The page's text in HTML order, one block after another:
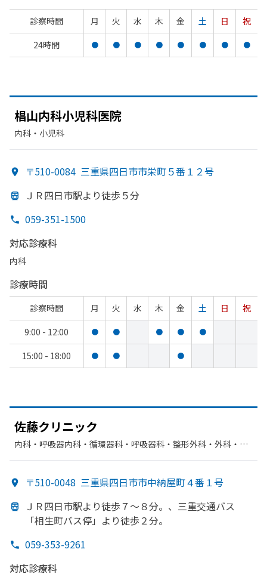
診察時間 月 火 水 木 金 土 日
祝
24時間
● ● ● ● ● ● ● ●
椙山内科小児科医院
内科・​小児科
〒510-0084 三重県四日市市栄町５番１２号
ＪＲ四日市駅より徒歩５分
059-351-1500
対応診療科
内科
診療時間
診察時間 月 火 水 木 金 土 日
祝
9:00 - 12:00
● ● ● ● ●
15:00 - 18:00 ● ● ●
佐藤クリニック
内科・​呼吸器内科・​循環器科・​呼吸器科・​整形外科・​外科・​胃
〒510-0048 三重県四日市市中納屋町４番１号
ＪＲ四日市駅より徒歩７～８分。、 三重交通バス
「相生町バス停」より徒歩２分。
059-353-9261
対応診療科